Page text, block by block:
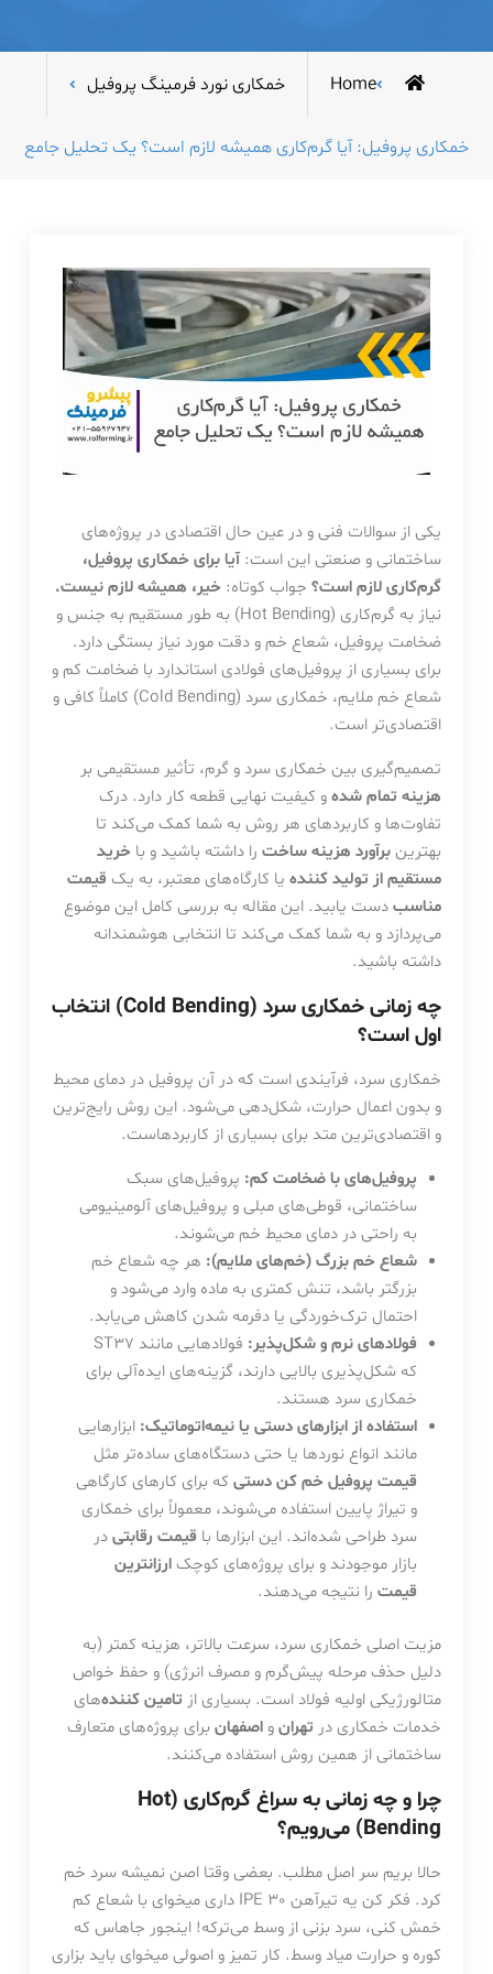
Home خمکاری نورد فرمینگ پروفیل
خمکاری پروفیل: آیا گرم‌کاری همیشه لازم است؟ یک تحلیل جامع
یکی از سوالات فنی و در عین حال اقتصادی در پروژه‌های
ساختمانی و صنعتی این است: آیا برای خمکاری پروفیل،
گرم‌کاری لازم است؟جواب کوتاه: خیر، همیشه لازم نیست.
نیاز به گرم‌کاری (Hot Bending) به طور مستقیم به جنس و
ضخامت پروفیل، شعاع خم و دقت مورد نیاز بستگی دارد.
برای بسیاری از پروفیل‌های فولادی استاندارد با ضخامت کم و
شعاع خم ملایم، خمکاری سرد (Cold Bending) کاملاً کافی و
اقتصادی‌تر است.
تصمیم‌گیری بین خمکاری سرد و گرم، تأثیر مستقیمی بر
هزینه تمام شدهو کیفیت نهایی قطعه کار دارد. درک
تفاوت‌ها و کاربردهای هر روش به شما کمک می‌کند تا
بهترین برآورد هزینه ساخترا داشته باشید و با خرید
مستقیم از تولید کنندهیا کارگاه‌های معتبر، به یک قیمت
مناسبدست یابید. این مقاله به بررسی کامل این موضوع
می‌پردازد و به شما کمک می‌کند تا انتخابی هوشمندانه
داشته باشید.
چه زمانی خمکاری سرد (Cold Bending) انتخاب
اول است؟
خمکاری سرد، فرآیندی است که در آن پروفیل در دمای محیط
و بدون اعمال حرارت، شکل‌دهی می‌شود. این روش رایج‌ترین
و اقتصادی‌ترین متد برای بسیاری از کاربردهاست.
پروفیل‌های با ضخامت کم: پروفیل‌های سبک
ساختمانی، قوطی‌های مبلی و پروفیل‌های آلومینیومی
به راحتی در دمای محیط خم می‌شوند.
شعاع خم بزرگ (خم‌های ملایم): هر چه شعاع خم
بزرگتر باشد، تنش کمتری به ماده وارد می‌شود و
احتمال ترک‌خوردگی یا دفرمه شدن کاهش می‌یابد.
فولادهای نرم و شکل‌پذیر:
فولادهایی مانند ST37
که شکل‌پذیری بالایی دارند، گزینه‌های ایده‌آلی برای
خمکاری سرد هستند.
استفاده از ابزارهای دستی یا نیمه‌اتوماتیک: ابزارهایی
مانند انواع نوردها یا حتی دستگاه‌های ساده‌تر مثل
قیمت پروفیل خم کن دستی که برای کارهای کارگاهی
و تیراژ پایین استفاده می‌شوند، معمولاً برای خمکاری
سرد طراحی شده‌اند. این ابزارها با قیمت رقابتیدر
بازار موجودند و برای پروژه‌های کوچکارزانترین
قیمت را نتیجه می‌دهند.
مزیت اصلی خمکاری سرد، سرعت بالاتر، هزینه کمتر (به
دلیل حذف مرحله پیش‌گرم و مصرف انرژی) و حفظ خواص
متالورژیکی اولیه فولاد است. بسیاری از تامین کننده‌های
خدمات خمکاری در تهرانو اصفهانبرای پروژه‌های متعارف
ساختمانی از همین روش استفاده می‌کنند.
چرا و چه زمانی به سراغ گرم‌کاری (Hot
Bending) می‌رویم؟
حالا بریم سر اصل مطلب. بعضی وقتا اصن نمیشه سرد خم
کرد. فکر کن یه تیرآهن IPE 30 داری میخوای با شعاع کم
خمش کنی، سرد بزنی از وسط می‌ترکه! اینجور جاهاس که
کوره و حرارت میاد وسط. کار تمیز و اصولی میخوای باید بزاری